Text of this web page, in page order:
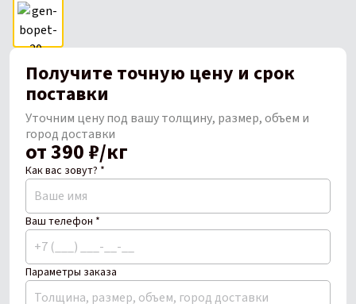
Получите точную цену и срок
поставки
Уточним цену под вашу толщину, размер, объем и
город доставки
от 390 ₽/кг
Как вас зовут? *
Ваш телефон *
Параметры заказа